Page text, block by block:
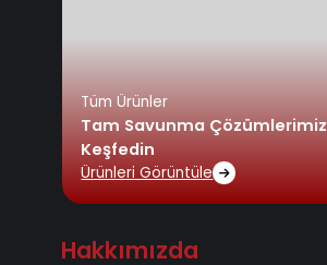
Tüm Ürünler
Tam Savunma
Keşfedin
Ürünleri Görüntüle
Hakkımızda